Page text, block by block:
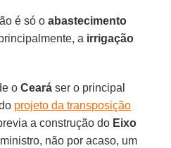
é só o abastecimento
a irrigação
oCeará ser o principal
projeto da transposição
a construção do Eixo
não por acaso, um